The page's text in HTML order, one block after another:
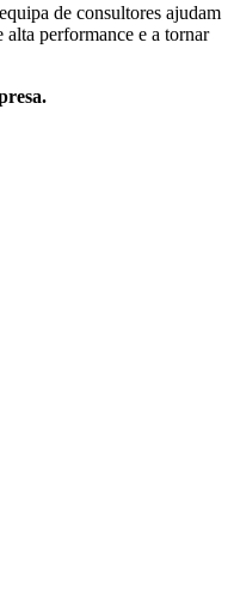
de consultores ajudam
alta performance e a tornar